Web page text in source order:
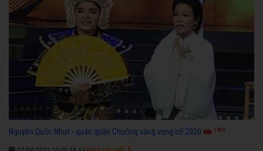
Nguyễn Quốc Nhựt - quán quân Chuông vàng vọng cổ 2020 1686